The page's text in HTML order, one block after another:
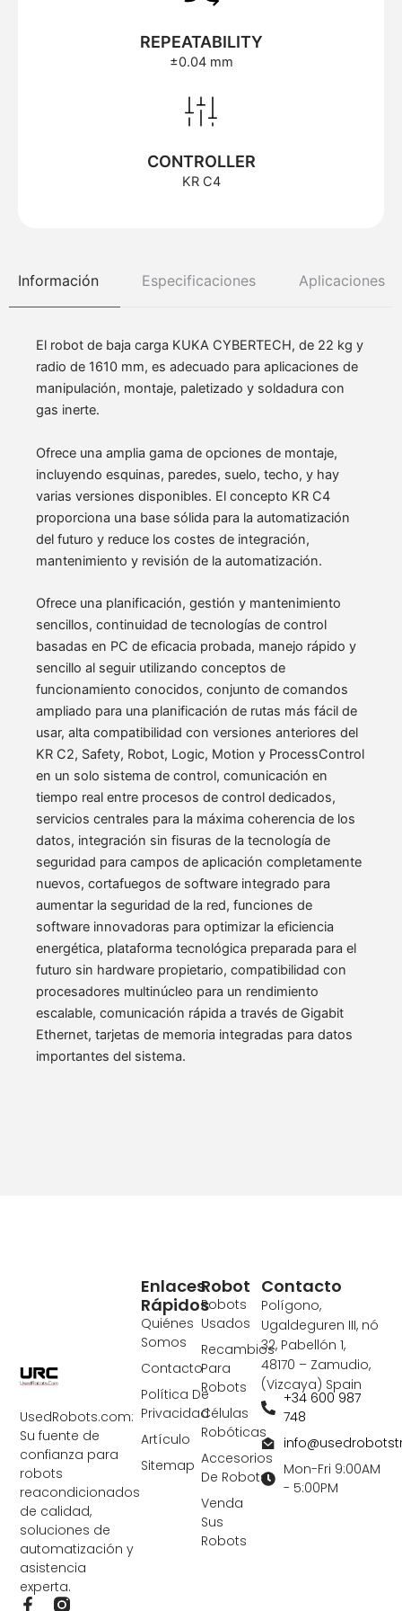
REPEATABILITY
±0.04 mm
CONTROLLER
KR C4
Información Especificaciones Aplicaciones
El robot de baja carga KUKA CYBERTECH, de 22 kg y
radio de 1610 mm, es adecuado para aplicaciones de
manipulación, montaje, paletizado y soldadura con
gas inerte.
Ofrece una amplia gama de opciones de montaje,
incluyendo esquinas, paredes, suelo, techo, y hay
varias versiones disponibles. El concepto KR C4
proporciona una base sólida para la automatización
del futuro y reduce los costes de integración,
mantenimiento y revisión de la automatización.
Ofrece una planificación, gestión y mantenimiento
sencillos, continuidad de tecnologías de control
basadas en PC de eficacia probada, manejo rápido y
sencillo al seguir utilizando conceptos de
funcionamiento conocidos, conjunto de comandos
ampliado para una planificación de rutas más fácil de
usar, alta compatibilidad con versiones anteriores del
KR C2, Safety, Robot, Logic, Motion y ProcessControl
en un solo sistema de control, comunicación en
tiempo real entre procesos de control dedicados,
servicios centrales para la máxima coherencia de los
datos, integración sin fisuras de la tecnología de
seguridad para campos de aplicación completamente
nuevos, cortafuegos de software integrado para
aumentar la seguridad de la red, funciones de
software innovadoras para optimizar la eficiencia
energética, plataforma tecnológica preparada para el
futuro sin hardware propietario, compatibilidad con
procesadores multinúcleo para un rendimiento
escalable, comunicación rápida a través de Gigabit
Ethernet, tarjetas de memoria integradas para datos
importantes del sistema.
UsedRobots.com:
Su fuente de
confianza para
robots
reacondicionados
de calidad,
soluciones de
automatización y
asistencia
experta.
F
Robot
Robots
Usados
Recambios
Para
Robots
Células
Robóticas
Accesorios
De Robots
Venda
Sus
Robots
Enlaces
Rápidos
Quiénes
Somos
Contacto
Política De
Privacidad
Artículo
Sitemap
Contacto
Polígono,
Ugaldeguren III, nó
32, Pabellón 1,
48170 – Zamudio,
(Vizcaya) Spain
+34 600 987
748
Mon-Fri 9:00AM
- 5:00PM